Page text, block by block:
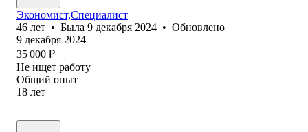
Экономист,Специалист
46 лет • Была 9 декабря 2024 • Обновлено
9 декабря 2024
35 000 ₽
Не ищет работу
Общий опыт
18 лет